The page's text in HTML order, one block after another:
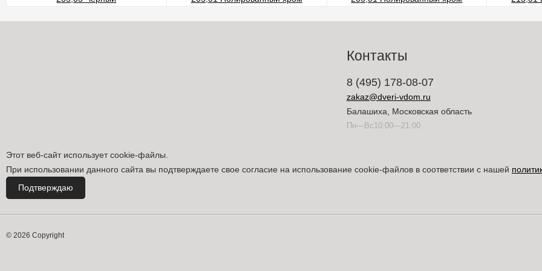
Контакты
8 (495) 178-08-07
zakaz@dveri-vdom.ru
Балашиха, Московская область
Пн—Вс10:00—21:00
Этот веб-сайт использует cookie-файлы.
При использовании данного сайта вы подтверждаете свое согласие на использование cookie-файлов в соответствии с нашей
Подтверждаю
© 2026 Copyright